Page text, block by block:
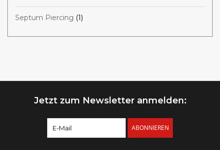
Septum Piercing (1)
Jetzt zum Newsletter anmelden:
ABONNIEREN